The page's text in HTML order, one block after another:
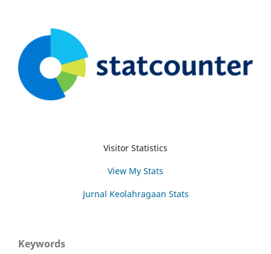
Visitor Statistics
View My Stats
Jurnal Keolahragaan Stats
Keywords